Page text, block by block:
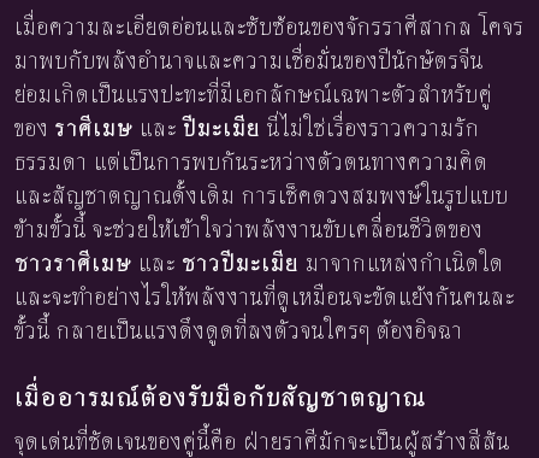
เมื่อความละเอียดอ่อนและซับซ้อนของจักรราศีสากล โคจร
มาพบกับพลังอำนาจและความเชื่อมั่นของปีนักษัตรจีน
ย่อมเกิดเป็นแรงปะทะที่มีเอกลักษณ์เฉพาะตัวสำหรับคู่
ของ ราศีเมษ และปีมะเมีย นี่ไม่ใช่เรื่องราวความรัก
ธรรมดา แต่เป็นการพบกันระหว่างตัวตนทางความคิด
และสัญชาตญาณดั้งเดิม การเช็คดวงสมพงษ์ในรูปแบบ
ข้ามขั้วนี้ จะช่วยให้เข้าใจว่าพลังงานขับเคลื่อนชีวิตของ
ชาวราศีเมษ และ ชาวปีมะเมีย มาจากแหล่งกำเนิดใด
และจะทำอย่างไรให้พลังงานที่ดูเหมือนจะขัดแย้งกันคนละ
ขั้วนี้ กลายเป็นแรงดึงดูดที่ลงตัวจนใครๆ ต้องอิจฉา
เมื่ออารมณ์ต้องรับมือกับสัญชาตญาณ
จุดเด่นที่ชัดเจนของคู่นี้คือ ฝ่ายราศีมักจะเป็นผู้สร้างสีสัน